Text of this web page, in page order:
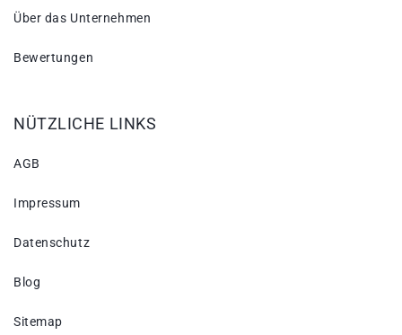
Über das Unternehmen
Bewertungen
NÜTZLICHE LINKS
AGB
Impressum
Datenschutz
Blog
Sitemap